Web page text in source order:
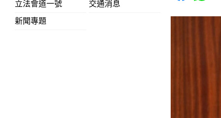
立法會道一號
交通消息
新聞專題